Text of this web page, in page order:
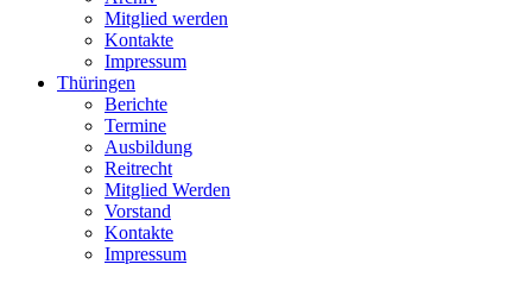
Mitglied werden
Kontakte
Impressum
Thüringen
Berichte
Termine
Ausbildung
Reitrecht
Mitglied Werden
Vorstand
Kontakte
Impressum